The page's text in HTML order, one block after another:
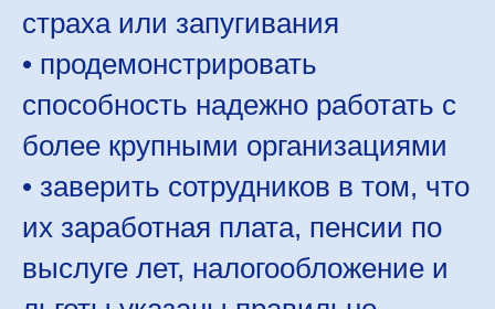
страха или запугивания
• продемонстрировать
способность надежно работать с
более крупными организациями
• заверить сотрудников в том, что
их заработная плата, пенсии по
выслуге лет, налогообложение и